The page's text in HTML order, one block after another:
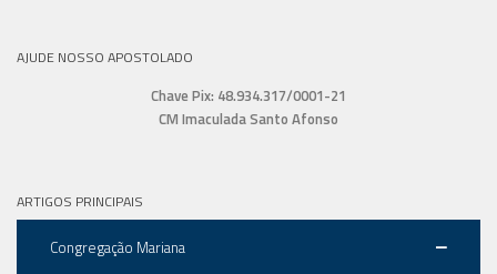
AJUDE NOSSO APOSTOLADO
Chave Pix: 48.934.317/0001-21
CM Imaculada Santo Afonso
ARTIGOS PRINCIPAIS
Congregação Mariana